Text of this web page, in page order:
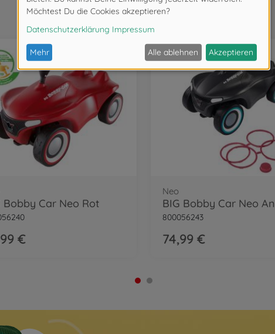
Neo
BIG
Next
BIG
139,– €
Claas
Wird oft zusammen gekauft
Bobby Car Neo Rot
€
Neo
800056243
74,99 €